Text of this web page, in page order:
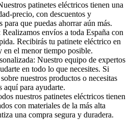
patinetes eléctricos tienen una
precio, con descuentos y
para que puedas ahorrar aún más.
envíos a toda España con
Recibirás tu patinete eléctrico en
en el menor tiempo posible.
Nuestro equipo de expertos
en todo lo que necesites. Si
nuestros productos o necesitas
aquí para ayudarte.
nuestros patinetes eléctricos tienen
con materiales de la más alta
una compra segura y duradera.